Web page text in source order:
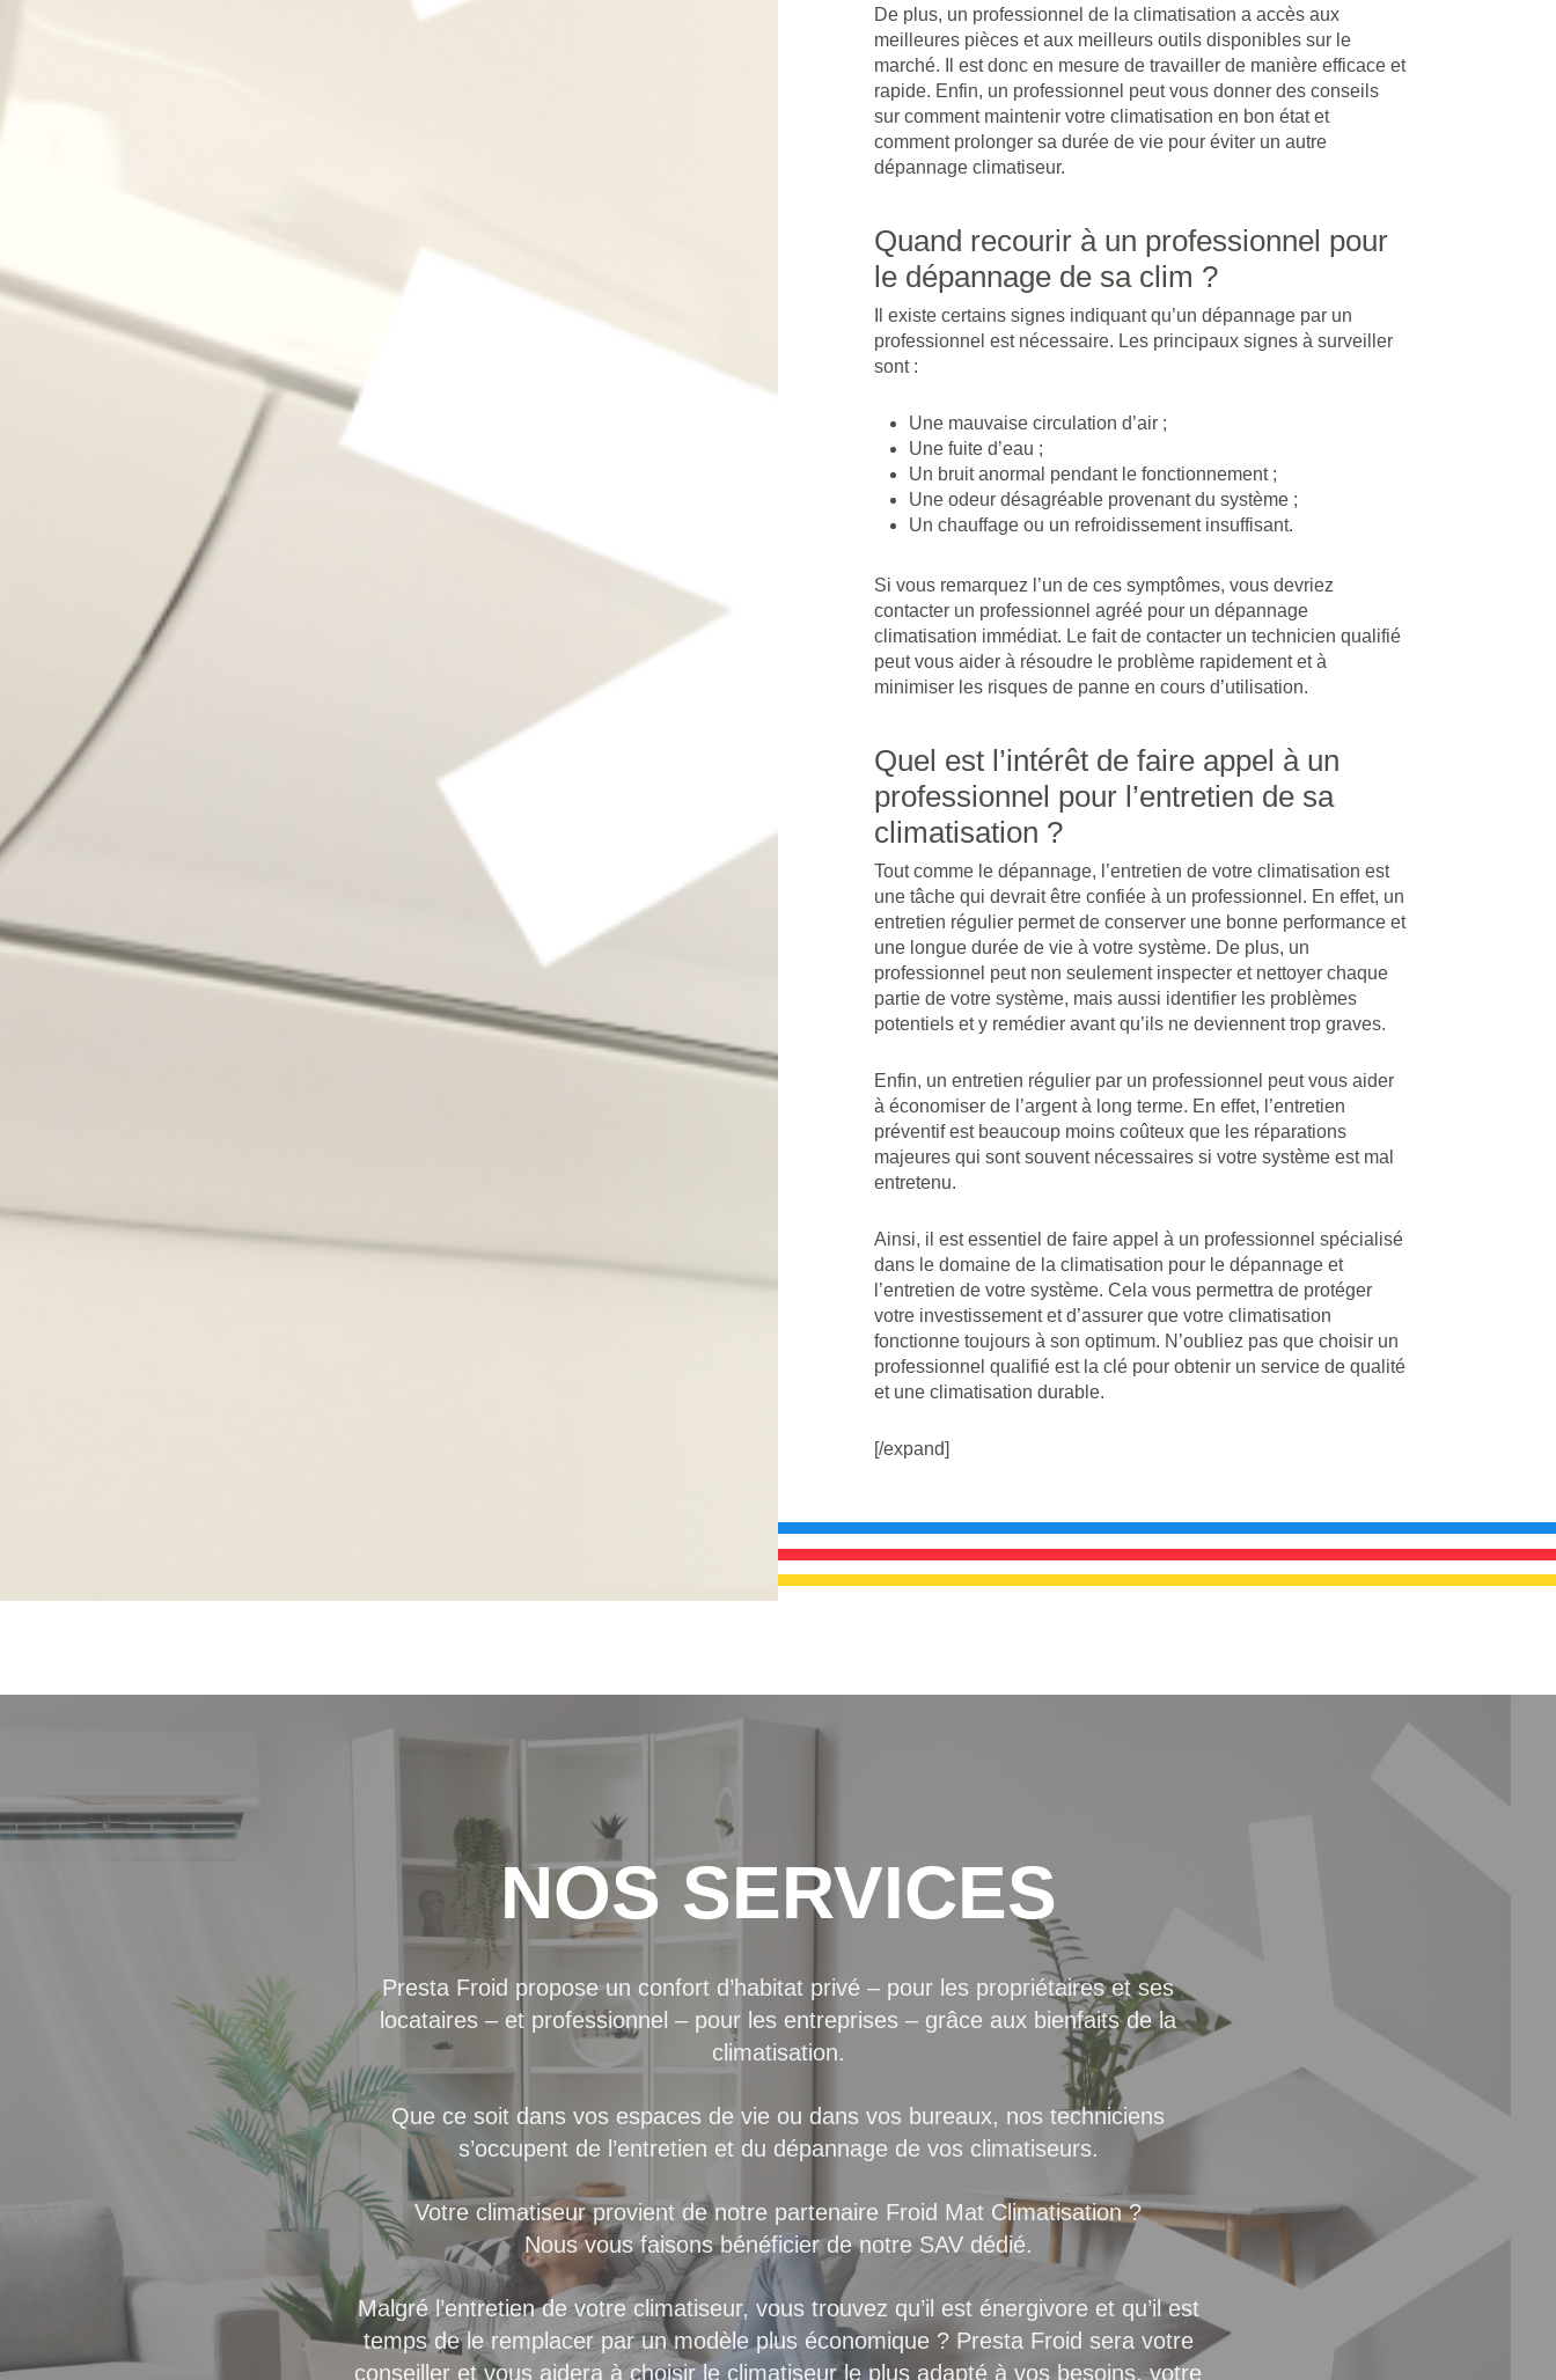
De plus, un professionnel de la climatisation a accès aux
meilleures pièces et aux meilleurs outils disponibles sur le
marché. Il est donc en mesure de travailler de manière efficace et
rapide. Enfin, un professionnel peut vous donner des conseils
sur comment maintenir votre climatisation en bon état et
comment prolonger sa durée de vie pour éviter un autre
dépannage climatiseur.
Quand recourir à un professionnel pour
le dépannage de sa clim ?
Il existe certains signes indiquant qu’un dépannage par un
professionnel est nécessaire. Les principaux signes à surveiller
sont :
Une mauvaise circulation d’air ;
Une fuite d’eau ;
Un bruit anormal pendant le fonctionnement ;
Une odeur désagréable provenant du système ;
Un chauffage ou un refroidissement insuffisant.
Si vous remarquez l’un de ces symptômes, vous devriez
contacter un professionnel agréé pour un dépannage
climatisation immédiat. Le fait de contacter un technicien qualifié
peut vous aider à résoudre le problème rapidement et à
minimiser les risques de panne en cours d’utilisation.
Quel est l’intérêt de faire appel à un
professionnel pour l’entretien de sa
climatisation ?
Tout comme le dépannage, l’entretien de votre climatisation est
une tâche qui devrait être confiée à un professionnel. En effet, un
entretien régulier permet de conserver une bonne performance et
une longue durée de vie à votre système. De plus, un
professionnel peut non seulement inspecter et nettoyer chaque
partie de votre système, mais aussi identifier les problèmes
potentiels et y remédier avant qu’ils ne deviennent trop graves.
Enfin, un entretien régulier par un professionnel peut vous aider
à économiser de l’argent à long terme. En effet, l’entretien
préventif est beaucoup moins coûteux que les réparations
majeures qui sont souvent nécessaires si votre système est mal
entretenu.
Ainsi, il est essentiel de faire appel à un professionnel spécialisé
dans le domaine de la climatisation pour le dépannage et
l’entretien de votre système. Cela vous permettra de protéger
votre investissement et d’assurer que votre climatisation
fonctionne toujours à son optimum. N’oubliez pas que choisir un
professionnel qualifié est la clé pour obtenir un service de qualité
et une climatisation durable.
[/expand]
NOS SERVICES
Presta Froid propose un confort d’habitat privé – pour les propriétaires et ses
locataires – et professionnel – pour les entreprises – grâce aux bienfaits de la
climatisation.
Que ce soit dans vos espaces de vie ou dans vos bureaux, nos techniciens
s’occupent de l’entretien et du dépannage de vos climatiseurs.
Votre climatiseur provient de notre partenaire Froid Mat Climatisation ?
Nous vous faisons bénéficier de notre SAV dédié.
Malgré l’entretien de votre climatiseur, vous trouvez qu’il est énergivore et qu’il est
temps de le remplacer par un modèle plus économique ? Presta Froid sera votre
conseiller et vous aidera à choisir le climatiseur le plus adapté à vos besoins, votre